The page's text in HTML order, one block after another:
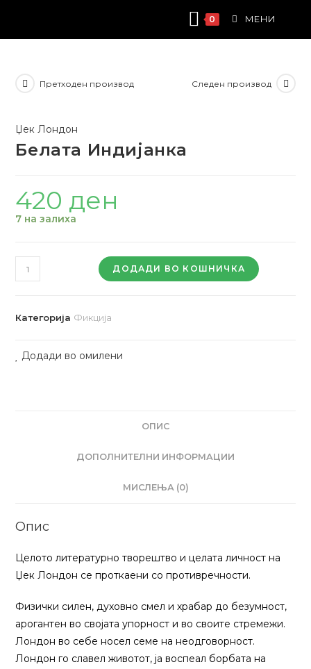
content
0 МЕНИ
Претходен производ Следен производ
Џек Лондон
Белата Индијанка
420 ден
7 на залиха
Белата
Индијанка
ДОДАДИ ВО КОШНИЧКА
Категорија Фикција
Додади во омилени
ОПИС
ДОПОЛНИТЕЛНИ ИНФОРМАЦИИ
МИСЛЕЊА (0)
Опис
Целото литературно творештво и целата личност на
Џек Лондон се проткаени со противречности.
Физички силен, духовно смел и храбар до безумност,
арогантен во својата упорност и во своите стремежи.
Лондон во себе носел семе на неодговорност.
Лондон го славел животот, ја воспеал борбата на